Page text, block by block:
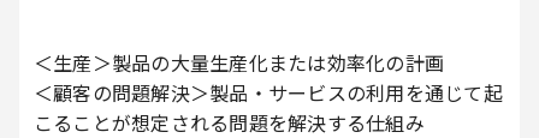
＜生産＞製品の大量生産化または効率化の計画
＜顧客の問題解決＞製品・サービスの利用を通じて起
こることが想定される問題を解決する仕組み